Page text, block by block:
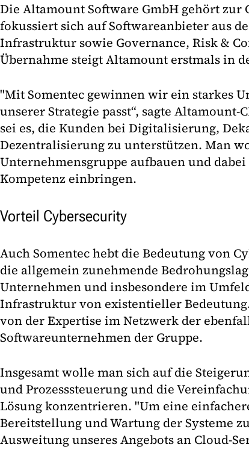
Die Altamount Software GmbH gehört zur
fokussiert sich auf Softwareanbieter aus
Infrastruktur sowie Governance, Risk &
Übernahme steigt Altamount erstmals in
"Mit Somentec gewinnen wir ein starkes
unserer Strategie passt“, sagte Altamount-
sei es, die Kunden bei Digitalisierung,
Dezentralisierung zu unterstützen. Man
Unternehmensgruppe aufbauen und
Kompetenz einbringen.
Vorteil Cybersecurity
Auch Somentec hebt die Bedeutung von
die allgemein zunehmende
Unternehmen und insbesondere im
Infrastruktur von existentieller
von der Expertise im Netzwerk der
Softwareunternehmen der Gruppe.
Insgesamt wolle man sich auf die
und Prozesssteuerung und die
Lösung konzentrieren. "Um eine
Bereitstellung und Wartung der Systeme
Ausweitung unseres Angebots an Cloud-